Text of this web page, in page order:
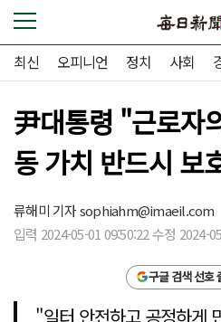
최신 오피니언 정치 사회
尹대통령 "근로자
동 가치 반드시 보
류해미 기자sophiahm@imaeil.com
입력 2024-05-01 09:50:22 수정 2024-
구글 검색 선호
"일터 안전하고 공정하게